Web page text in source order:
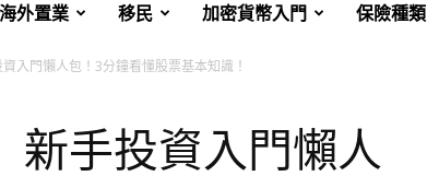
海外置業 移民 加密貨幣入門 保險種類
資入門懶人包！3分鐘看懂股票基本知識！
新手投資入門懶人